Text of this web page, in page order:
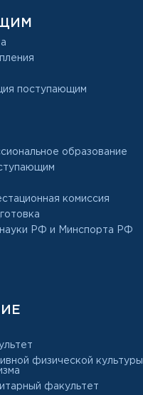
поступающим
образование
комиссия
РФ и Минспорта РФ
физической культуры,
факультет